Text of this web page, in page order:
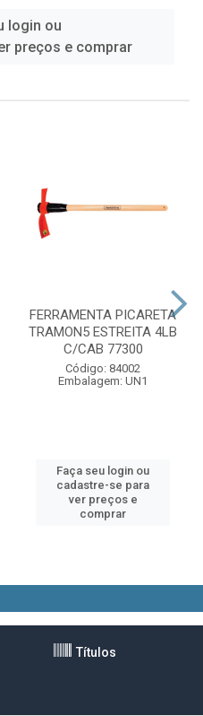
login ou
preços e comprar
FERRAMENTA PICARETA
TRAMON5 ESTREITA 4LB
C/CAB 77300
Código: 84002
Embalagem: UN1
Faça seu login ou
cadastre-se para
ver preços e
comprar
Títulos